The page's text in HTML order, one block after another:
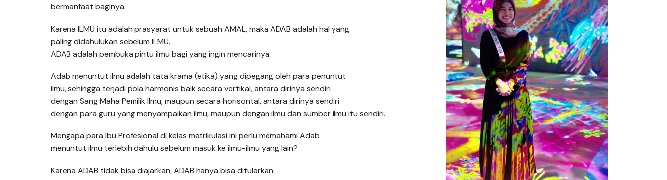
bermanfaat baginya.
Karena ILMU itu adalah prasyarat untuk sebuah AMAL, maka ADAB adalah hal yang
paling didahulukan sebelum ILMU.
ADAB adalah pembuka pintu ilmu bagi yang ingin mencarinya.
Adab menuntut ilmu adalah tata krama (etika) yang dipegang oleh para penuntut
ilmu, sehingga terjadi pola harmonis baik secara vertikal, antara dirinya sendiri
dengan Sang Maha Pemilik Ilmu, maupun secara horisontal, antara dirinya sendiri
dengan para guru yang menyampaikan ilmu, maupun dengan ilmu dan sumber ilmu itu sendiri.
Mengapa para Ibu Profesional di kelas matrikulasi ini perlu memahami Adab
menuntut ilmu terlebih dahulu sebelum masuk ke ilmu-ilmu yang lain?
Karena ADAB tidak bisa diajarkan, ADAB hanya bisa ditularkan